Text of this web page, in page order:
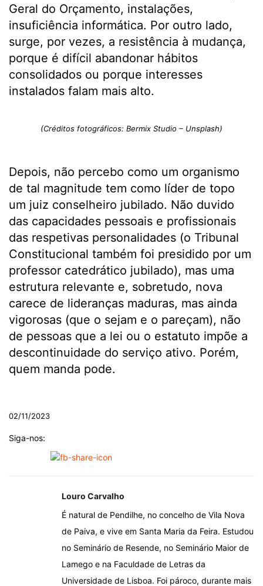
Geral do Orçamento, instalações,
insuficiência informática. Por outro lado,
surge, por vezes, a resistência à mudança,
porque é difícil abandonar hábitos
consolidados ou porque interesses
instalados falam mais alto.
(Créditos fotográficos: Bermix Studio – Unsplash)
Depois, não percebo como um organismo
de tal magnitude tem como líder de topo
um juiz conselheiro jubilado. Não duvido
das capacidades pessoais e profissionais
das respetivas personalidades (o Tribunal
Constitucional também foi presidido por um
professor catedrático jubilado), mas uma
estrutura relevante e, sobretudo, nova
carece de lideranças maduras, mas ainda
vigorosas (que o sejam e o pareçam), não
de pessoas que a lei ou o estatuto impõe a
descontinuidade do serviço ativo. Porém,
quem manda pode.
02/11/2023
Siga-nos:
Louro Carvalho
É natural de Pendilhe, no concelho de Vila Nova
de Paiva, e vive em Santa Maria da Feira. Estudou
no Seminário de Resende, no Seminário Maior de
Lamego e na Faculdade de Letras da
Universidade de Lisboa. Foi pároco, durante mais